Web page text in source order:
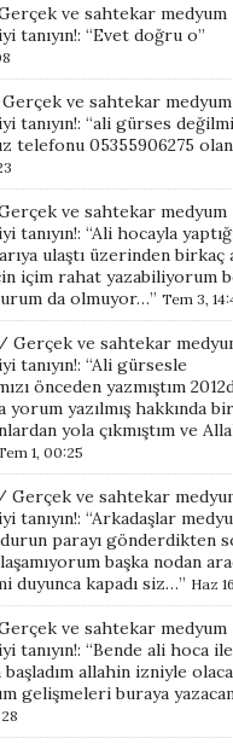
ve sahtekar medyum
tanıyın!: “Evet doğru o”
Gerçek ve sahtekar medyum
tanıyın!: “ali gürses değilmi
telefonu 05355906275 olan
ve sahtekar medyum
tanıyın!: “Ali hocayla
ulaştı üzerinden birkaç
içim rahat yazabiliyorum
da olmuyor…” Tem 3,
/ Gerçek ve sahtekar
tanıyın!: “Ali gürsesle
önceden yazmıştım
yazılmış hakkında
yola çıkmıştım ve
1, 00:25
Gerçek ve sahtekar
tanıyın!: “Arkadaşlar
parayı gönderdikten
başka nodan
duyunca kapadı siz…” Haz
ve sahtekar medyum
tanıyın!: “Bende ali hoca ile
başladım allahin izniyle
gelişmeleri buraya